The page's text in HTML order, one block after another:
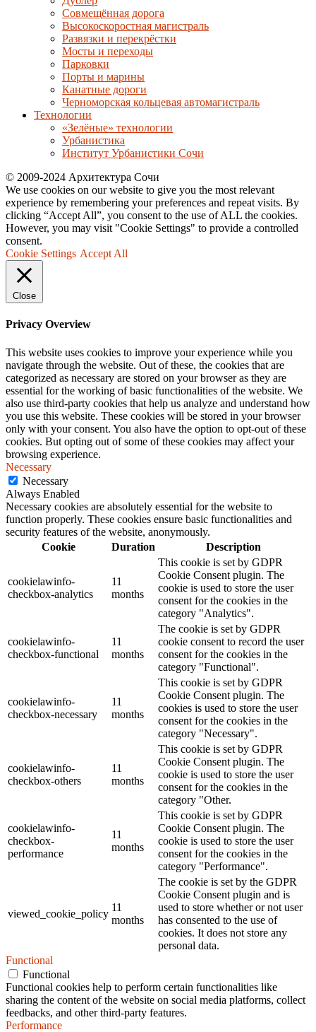
Совмещённая дорога
Высокоскоростная магистраль
Развязки и перекрёстки
Мосты и переходы
Парковки
Порты и марины
Канатные дороги
Черноморская кольцевая автомагистраль
Технологии
«Зелёные» технологии
Урбанистика
Институт Урбанистики Сочи
© 2009-2024 Архитектура Сочи
We use cookies on our website to give you the most relevant
experience by remembering your preferences and repeat visits. By
clicking “Accept All”, you consent to the use of ALL the cookies.
However, you may visit "Cookie Settings" to provide a controlled
consent.
Cookie Settings Accept All
Close
Privacy Overview
This website uses cookies to improve your experience while you
navigate through the website. Out of these, the cookies that are
categorized as necessary are stored on your browser as they are
essential for the working of basic functionalities of the website. We
also use third-party cookies that help us analyze and understand how
you use this website. These cookies will be stored in your browser
only with your consent. You also have the option to opt-out of these
cookies. But opting out of some of these cookies may affect your
browsing experience.
Necessary
Necessary
Always Enabled
Necessary cookies are absolutely essential for the website to
function properly. These cookies ensure basic functionalities and
security features of the website, anonymously.
Cookie
Duration Description
cookielawinfo-
checkbox-analytics
11
months
This cookie is set by GDPR
Cookie Consent plugin. The
cookie is used to store the user
consent for the cookies in the
category "Analytics".
cookielawinfo-
checkbox-functional
11
months
The cookie is set by GDPR
cookie consent to record the user
consent for the cookies in the
category "Functional".
cookielawinfo-
checkbox-necessary
11
months
This cookie is set by GDPR
Cookie Consent plugin. The
cookies is used to store the user
consent for the cookies in the
category "Necessary".
cookielawinfo-
checkbox-others
11
months
This cookie is set by GDPR
Cookie Consent plugin. The
cookie is used to store the user
consent for the cookies in the
category "Other.
cookielawinfo-
checkbox-
performance
11
months
This cookie is set by GDPR
Cookie Consent plugin. The
cookie is used to store the user
consent for the cookies in the
category "Performance".
viewed_cookie_policy
11
months
The cookie is set by the GDPR
Cookie Consent plugin and is
used to store whether or not user
has consented to the use of
cookies. It does not store any
personal data.
Functional
Functional
Functional cookies help to perform certain functionalities like
sharing the content of the website on social media platforms, collect
feedbacks, and other third-party features.
Performance